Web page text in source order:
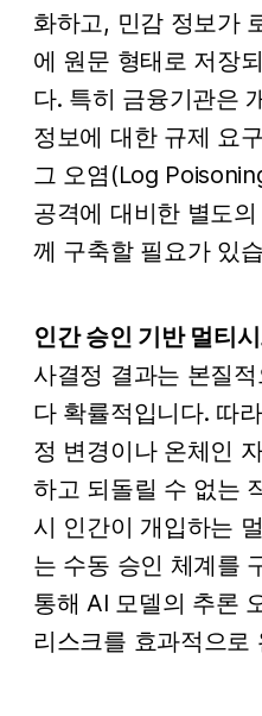
화하고, 민감 정보가
에 원문 형태로 저장
다. 특히 금융기관은
정보에 대한 규제 요
그 오염(Log
공격에 대비한 별도
께 구축할 필요가 있
인간 승인 기반 멀티
사결정 결과는 본질
다 확률적입니다. 따
정 변경이나 온체인
하고 되돌릴 수 없는
시 인간이 개입하는
는 수동 승인 체계를
통해 AI 모델의 추론
리스크를 효과적으로